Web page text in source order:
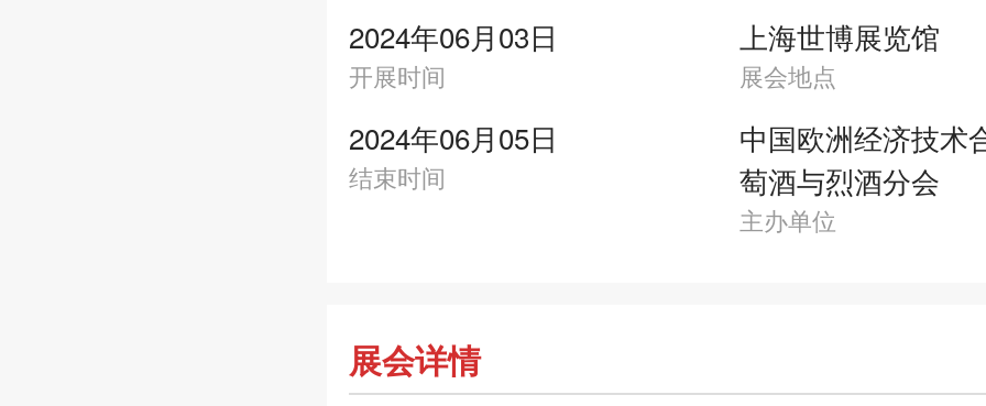
2024年06月03日
开展时间
上海世博展览馆
展会地点
2024年06月05日
结束时间
中国欧洲经济技术
萄酒与烈酒分会
主办单位
展会详情